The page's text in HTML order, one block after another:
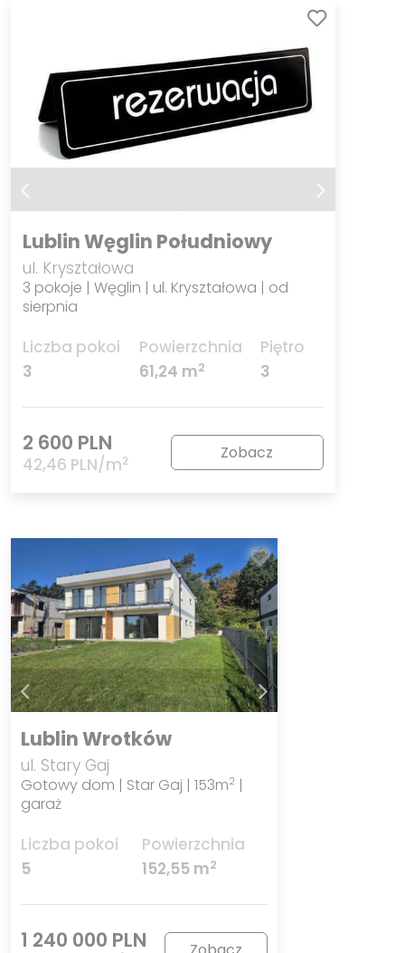
Lublin Węglin Południowy
ul. Kryształowa
3 pokoje | Węglin | ul. Kryształowa | od
sierpnia
Liczba pokoi
3
Powierzchnia
61,24 m2
Piętro
3
2 600 PLN
42,46 PLN/m2 Zobacz
Lublin Wrotków
ul. Stary Gaj
Gotowy dom | Star Gaj | 153m2 |
garaż
Liczba pokoi
5
Powierzchnia
152,55 m2
1 240 000 PLN